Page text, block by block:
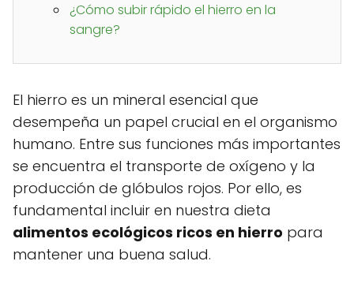
¿Cómo subir rápido el hierro en la
sangre?
El hierro es un mineral esencial que
desempeña un papel crucial en el organismo
humano. Entre sus funciones más importantes
se encuentra el transporte de oxígeno y la
producción de glóbulos rojos. Por ello, es
fundamental incluir en nuestra dieta
alimentos ecológicos ricos en hierro para
mantener una buena salud.